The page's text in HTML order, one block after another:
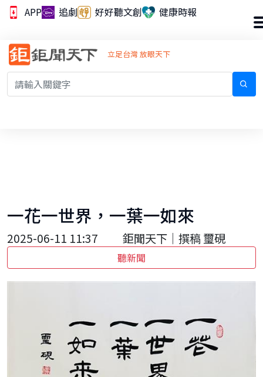
APP 追劇 好好聽文創 健康時報
立足台灣 放眼天下
一花一世界，一葉一如來
2025-06-11 11:37 鉅聞天下｜撰稿 璽硯
聽新聞